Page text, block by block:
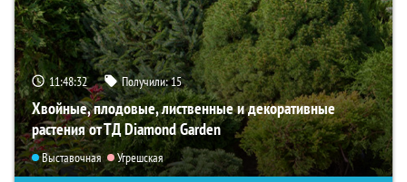
11:48:31 Получили:15
Хвойные, плодовые, лиственные и декоративные
растения от ТД Diamond Garden
Выставочная Угрешская